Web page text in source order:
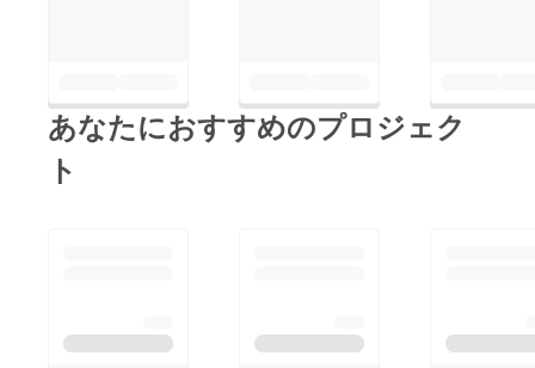
あなたにおすすめのプロジェク
ト